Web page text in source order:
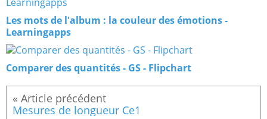
Les mots de l'album : la couleur des émotions -
Learningapps
Comparer des quantités - GS - Flipchart
Mesures de longueur Ce1